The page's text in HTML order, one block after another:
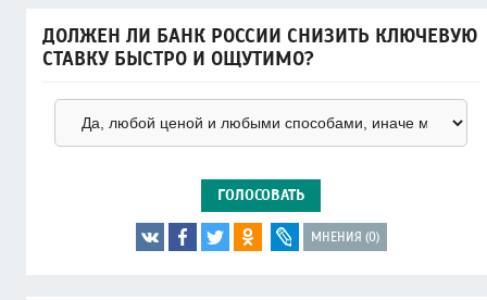
ДОЛЖЕН ЛИ БАНК РОССИИ СНИЗИТЬ КЛЮЧЕВУЮ
СТАВКУ БЫСТРО И ОЩУТИМО?
ГОЛОСОВАТЬ
МНЕНИЯ (0)